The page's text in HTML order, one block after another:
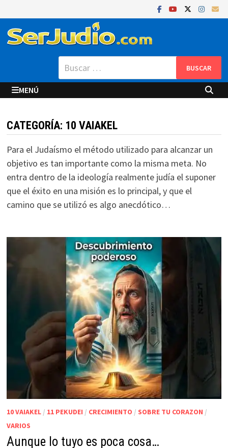
al
contenido
Buscar:
MENÚ
CATEGORÍA: 10 VAIAKEL
Para el Judaísmo el método utilizado para alcanzar un
objetivo es tan importante como la misma meta. No
entra dentro de la ideología realmente judía el suponer
que el éxito en una misión es lo principal, y que el
camino que se utilizó es algo anecdótico…
10 VAIAKEL/ 11 PEKUDEI / CRECIMIENTO / SOBRE TU CORAZON /
VARIOS
Aunque lo tuyo es poca cosa…